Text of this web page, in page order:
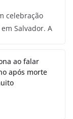
celebração
Salvador. A
ao falar
após morte